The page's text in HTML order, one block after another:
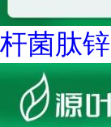
杆菌肽锌